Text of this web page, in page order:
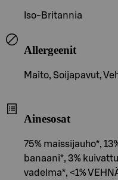
Iso-Britannia
Allergeenit
Maito, Soijapavut,
Ainesosat
75% maissijauho*,
banaani*, 3%
vadelma*, <1%